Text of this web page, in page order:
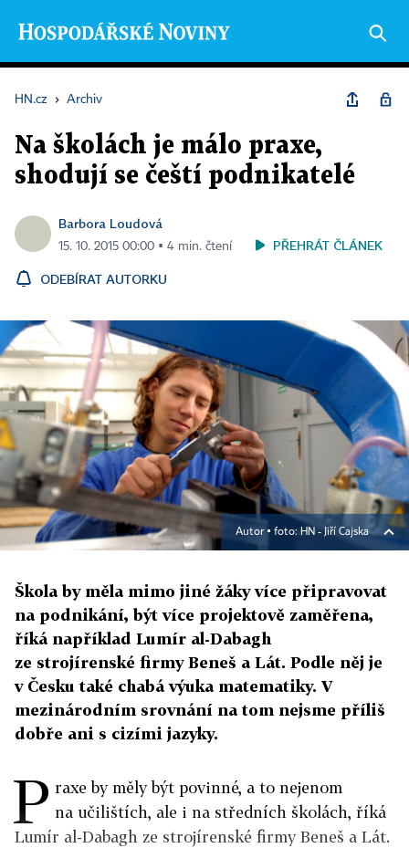
HN.cz › Archiv
Na školách je málo praxe,
shodují se čeští podnikatelé
Barbora Loudová
15. 10. 2015 00:00 ▪ 4 min. čtení PŘEHRÁT ČLÁNEK
ODEBÍRAT AUTORKU
Autor ▪ foto: HN - Jiří Cajska
Škola by měla mimo jiné žáky více připravovat
na podnikání, být více projektově zaměřena,
říká například Lumír al-Dabagh
ze strojírenské firmy Beneš a Lát. Podle něj je
v Česku také chabá výuka matematiky. V
mezinárodním srovnání na tom nejsme příliš
dobře ani s cizími jazyky.
P raxe by měly být povinné, a to nejenom
na učilištích, ale i na středních školách, říká
Lumír al-Dabagh ze strojírenské firmy Beneš a Lát.